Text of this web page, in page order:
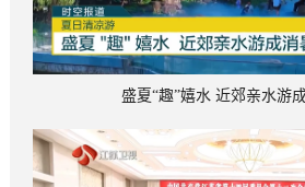
盛夏“趣”嬉水 近郊亲水游